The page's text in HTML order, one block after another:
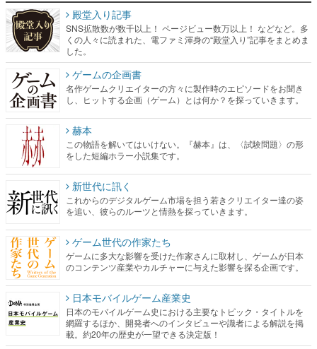
殿堂入り記事
SNS拡散数が数千以上！ ページビュー数万以上！ などなど。多
くの人々に読まれた、電ファミ渾身の“殿堂入り”記事をまとめま
した。
ゲームの企画書
名作ゲームクリエイターの方々に製作時のエピソードをお聞き
し、ヒットする企画（ゲーム）とは何か？を探っていきます。
赫本
この物語を解いてはいけない。『赫本』は、〈試験問題〉の形
をした短編ホラー小説集です。
新世代に訊く
これからのデジタルゲーム市場を担う若きクリエイター達の姿
を追い、彼らのルーツと情熱を探っていきます。
ゲーム世代の作家たち
ゲームに多大な影響を受けた作家さんに取材し、ゲームが日本
のコンテンツ産業やカルチャーに与えた影響を探る企画です。
日本モバイルゲーム産業史
日本のモバイルゲーム史における主要なトピック・タイトルを
網羅するほか、開発者へのインタビューや識者による解説を掲
載。約20年の歴史が一望できる決定版！